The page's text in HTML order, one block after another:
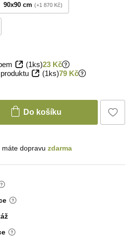
90x90 cm +1 870 Kč
(1ks)23 Kč
(1ks)79 Kč
Do košíku
dopravu zdarma